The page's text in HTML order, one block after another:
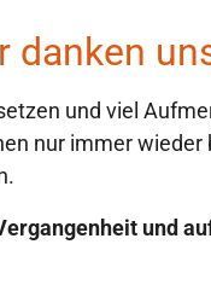
danken
und viel
nur immer
und